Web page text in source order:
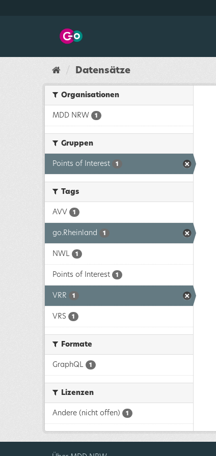
Datensätze
Organisationen
MDD NRW 1
Gruppen
Points of Interest 1
Tags
AVV 1
go.Rheinland 1
NWL 1
Points of Interest 1
VRR 1
VRS 1
Formate
GraphQL 1
Lizenzen
Andere (nicht offen) 1